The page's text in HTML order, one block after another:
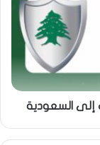
إلى السعودية